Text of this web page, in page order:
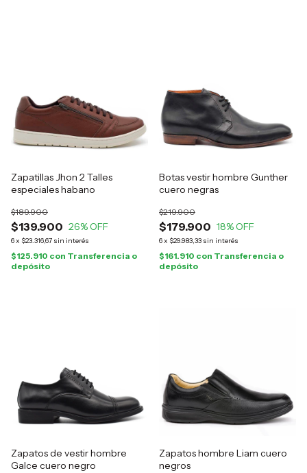
Zapatillas Jhon 2 Talles
especiales habano
$139.900
$189.900
26% OFF
6x $23.316,67 sin interés
$125.910 con Transferencia o
depósito
Botas vestir hombre Gunther
cuero negras
$179.900
$219.900
18% OFF
6x $29.983,33 sin interés
$161.910 con Transferencia o
depósito
Zapatos de vestir hombre
Galce cuero negro
Zapatos hombre Liam cuero
negros